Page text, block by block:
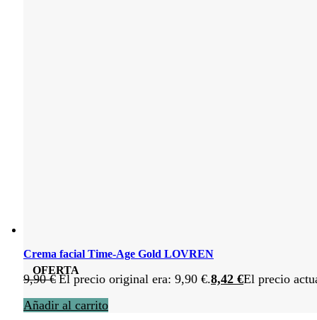
OFERTA
Crema facial Time-Age Gold LOVREN
9,90€ El precio original era: 9,90 €.8,42 €El precio
Añadir al carrito